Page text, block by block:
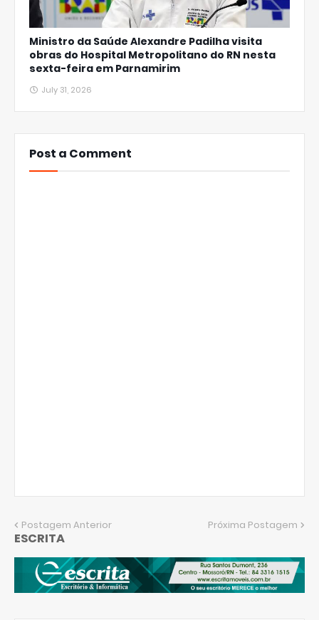
Ministro da Saúde Alexandre Padilha visita
obras do Hospital Metropolitano do RN nesta
sexta-feira em Parnamirim
July 31, 2026
Post a Comment
Postagem Anterior Próxima Postagem
ESCRITA